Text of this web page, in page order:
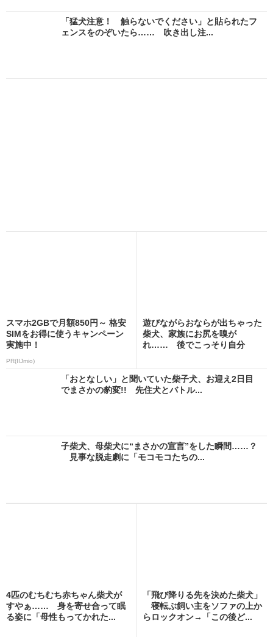
「猛犬注意！ 触らないでください」と貼られたフ
ェンスをのぞいたら…… 吹き出し注...
スマホ2GBで月額850円～ 格安
SIMをお得に使うキャンペーン
実施中！
PR(IIJmio)
遊びながらおならが出ちゃった
柴犬、家族にお尻を嗅が
れ…… 後でこっそり自分
「おとなしい」と聞いていた柴子犬、お迎え2日目
でまさかの豹変!! 先住犬とバトル...
子柴犬、母柴犬に“まさかの宣言”をした瞬間……？
見事な脱走劇に「モコモコたちの...
4匹のむちむち赤ちゃん柴犬が
すやぁ…… 身を寄せ合って眠
る姿に「母性もってかれた...
「飛び降りる先を決めた柴犬」
寝転ぶ飼い主をソファの上か
らロックオン→「この後ど...